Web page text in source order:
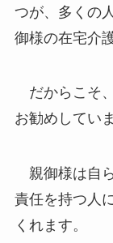
つが、多くの
御様の在宅介
だからこそ
お勧めしてい
親御様は自
責任を持つ人
くれます。